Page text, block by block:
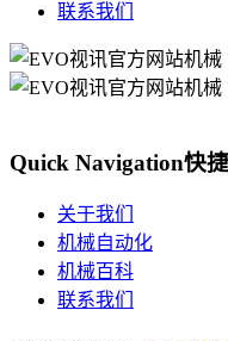
联系我们
Quick Navigation快
关于我们
机械自动化
机械百科
联系我们